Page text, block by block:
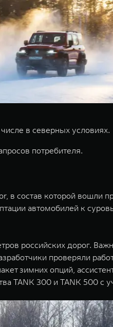
в северных условиях.
потребителя.
в состав которой вошли
автомобилей к
российских дорог.
проверяли
зимних опций,
TANK 300 и TANK 500 с